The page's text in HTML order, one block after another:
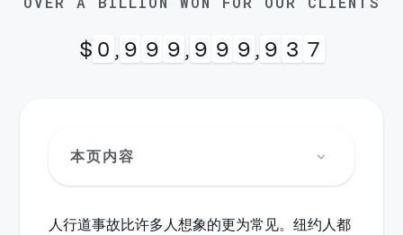
$ 0 , 9 9 9 , 9 9 9 , 9 9 9
人行道事故比许多人想象的更为常见。纽约人都
本页内容